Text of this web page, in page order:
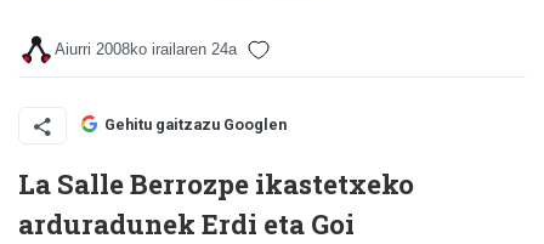
Aiurri 2008ko irailaren 24a
Gehitu gaitzazu Googlen
La Salle Berrozpe ikastetxeko
arduradunek Erdi eta Goi